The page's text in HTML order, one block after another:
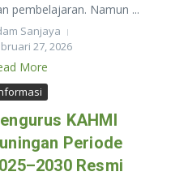
pembelajaran. Namun ...
Sanjaya
27, 2026
More
KAHMI
Periode
Resmi